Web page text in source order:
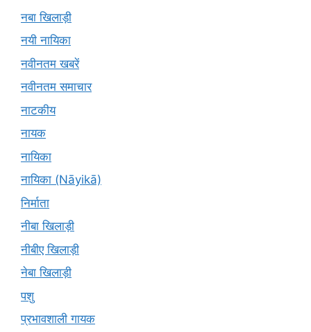
नबा खिलाड़ी
नयी नायिका
नवीनतम खबरें
नवीनतम समाचार
नाटकीय
नायक
नायिका
नायिका (Nāyikā)
निर्माता
नीबा खिलाड़ी
नीबीए खिलाड़ी
नेबा खिलाड़ी
पशु
प्रभावशाली गायक